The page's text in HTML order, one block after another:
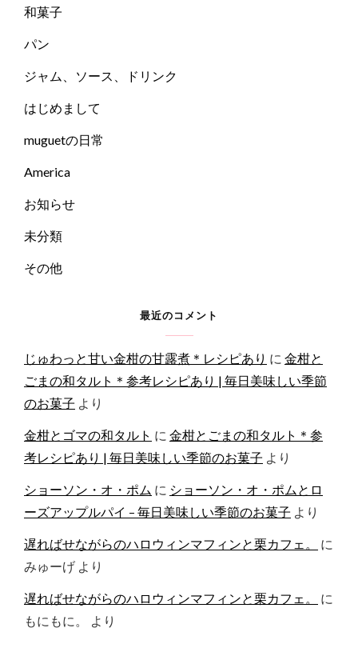
和菓子
パン
ジャム、ソース、ドリンク
はじめまして
muguetの日常
America
お知らせ
未分類
その他
最近のコメント
じゅわっと甘い金柑の甘露煮＊レシピあり に 金柑と
ごまの和タルト＊参考レシピあり | 毎日美味しい季節
のお菓子 より
金柑とゴマの和タルト に 金柑とごまの和タルト＊参
考レシピあり | 毎日美味しい季節のお菓子 より
ショーソン・オ・ポム に ショーソン・オ・ポムとロ
ーズアップルパイ – 毎日美味しい季節のお菓子 より
遅ればせながらのハロウィンマフィンと栗カフェ。
に
みゅーげ より
遅ればせながらのハロウィンマフィンと栗カフェ。
に
もにもに。
より